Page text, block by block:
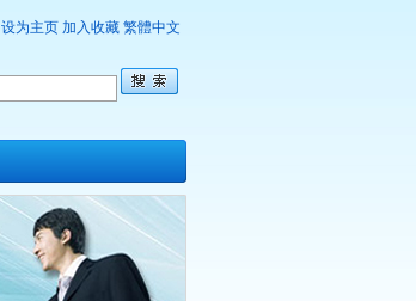
设为主页 加入收藏 繁體中文